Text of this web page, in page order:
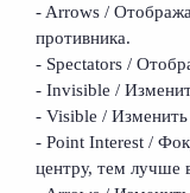
- Arrows /
противника.
- Spectators /
- Invisible /
- Visible / Изменить
- Point Interest /
центру, тем лучше